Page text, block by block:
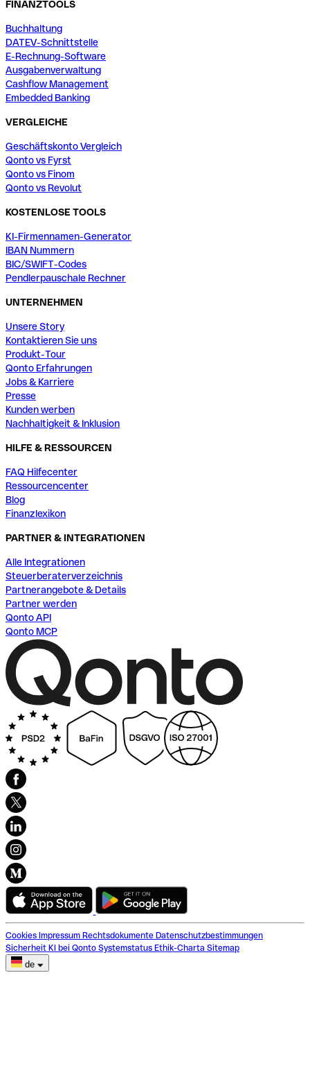
FINANZTOOLS
Buchhaltung
DATEV-Schnittstelle
E-Rechnung-Software
Ausgabenverwaltung
Cashflow Management
Embedded Banking
VERGLEICHE
Geschäftskonto Vergleich
Qonto vs Fyrst
Qonto vs Finom
Qonto vs Revolut
KOSTENLOSE TOOLS
KI-Firmennamen-Generator
IBAN Nummern
BIC/SWIFT-Codes
Pendlerpauschale Rechner
UNTERNEHMEN
Unsere Story
Kontaktieren Sie uns
Produkt-Tour
Qonto Erfahrungen
Jobs & Karriere
Presse
Kunden werben
Nachhaltigkeit & Inklusion
HILFE & RESSOURCEN
FAQ Hilfecenter
Ressourcencenter
Blog
Finanzlexikon
PARTNER & INTEGRATIONEN
Alle Integrationen
Steuerberaterverzeichnis
Partnerangebote & Details
Partner werden
Qonto API
Qonto MCP
Cookies Impressum Rechtsdokumente Datenschutzbestimmungen
Sicherheit KI bei Qonto Systemstatus Ethik-Charta Sitemap
de